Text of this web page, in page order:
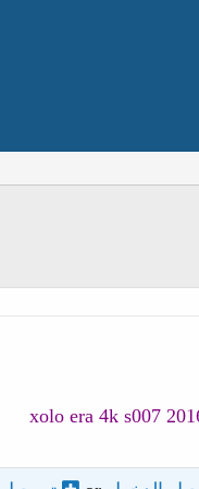
xolo era 4k s007